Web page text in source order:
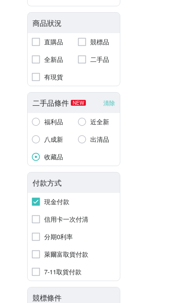
商品狀況
直購品
競標品
全新品
二手品
有現貨
二手品條件 NEW 清除
福利品
近全新
八成新
出清品
收藏品
付款方式
現金付款
信用卡一次付清
分期0利率
萊爾富取貨付款
7-11取貨付款
競標條件